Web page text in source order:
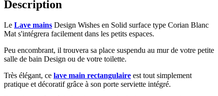
Description
Le Lave mains Design Wishes en Solid surface type Corian Blanc
Mat s'intégrera facilement dans les petits espaces.
Peu encombrant, il trouvera sa place suspendu au mur de votre petite
salle de bain Design ou de votre toilette.
Très élégant, ce lave main rectangulaire est tout simplement
pratique et décoratif grâce à son porte serviette intégré.